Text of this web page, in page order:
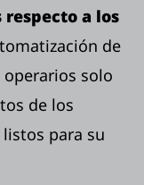
respecto a los
de
solo
de los
para su